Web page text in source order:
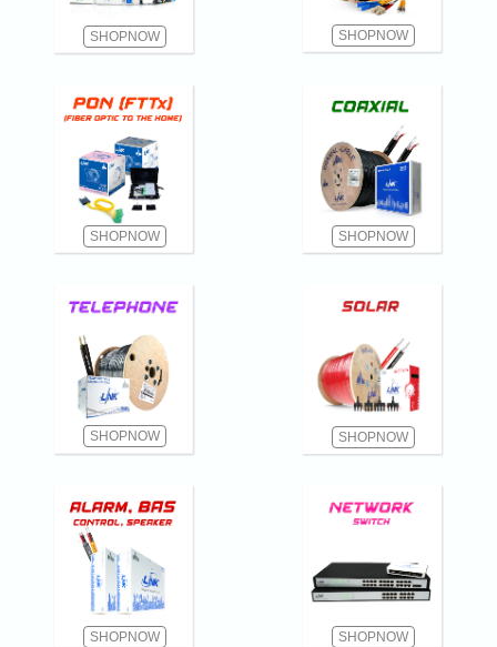
SHOPNOW SHOPNOW
SHOPNOW SHOPNOW
SHOPNOW SHOPNOW
SHOPNOW SHOPNOW